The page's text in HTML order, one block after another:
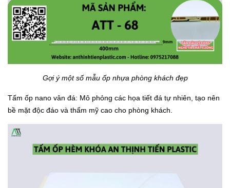
Gợi ý một số mẫu ốp nhựa phòng khách đẹp
Tấm ốp nano vân đá: Mô phỏng các họa tiết đá tự nhiên, tạo nên
bề mặt độc đáo và thẩm mỹ cao cho phòng khách.